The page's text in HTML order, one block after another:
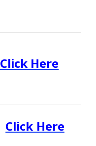
Click Here
Click Here